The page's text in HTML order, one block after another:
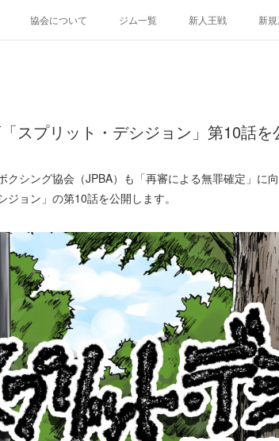
協会について ジム一覧 新人王戦 新
「スプリット・デシジョン」第10話を
シング協会（JPBA）も「再審による無罪確定」に
ョン」の第10話を公開します。